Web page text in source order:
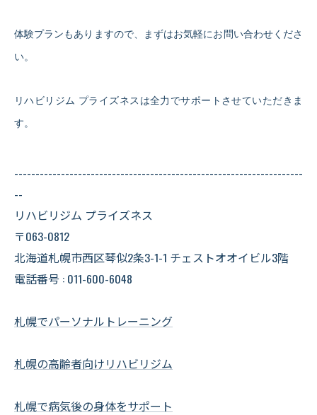
体験プランもありますので、まずはお気軽にお問い合わせくださ
い。
リハビリジム プライズネスは全力でサポートさせていただきま
す。
--------------------------------------------------------------------
--
リハビリジム プライズネス
〒063-0812
北海道札幌市西区琴似2条3-1-1 チェストオオイビル3階
電話番号 : 011-600-6048
札幌でパーソナルトレーニング
札幌の高齢者向けリハビリジム
札幌で病気後の身体をサポート